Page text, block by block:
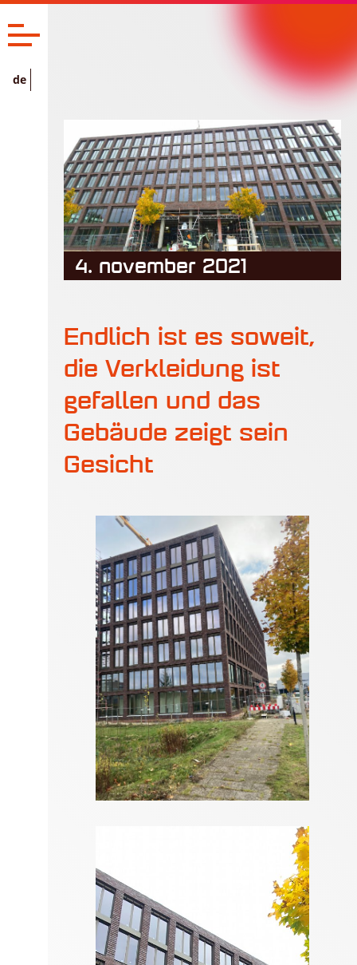
de
4. november 2021
Endlich ist es soweit,
die Verkleidung ist
gefallen und das
Gebäude zeigt sein
Gesicht